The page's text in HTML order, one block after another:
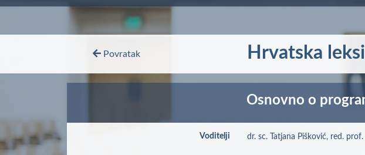
Povratak Hrvatska
Osnovno o
Voditelji dr. sc. Tatjana Pišković, red. prof.